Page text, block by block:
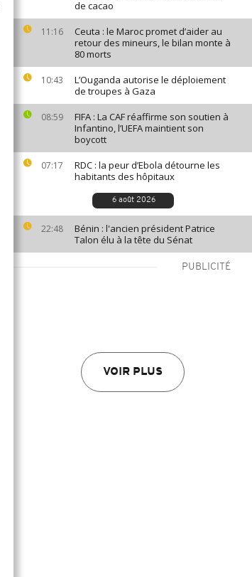
de cacao
11:16
Ceuta : le Maroc promet d’aider au
retour des mineurs, le bilan monte à
80 morts
10:43
L’Ouganda autorise le déploiement
de troupes à Gaza
08:59
FIFA : La CAF réaffirme son soutien à
Infantino, l’UEFA maintient son
boycott
07:17
RDC : la peur d’Ebola détourne les
habitants des hôpitaux
6 août 2026
22:48
Bénin : l'ancien président Patrice
Talon élu à la tête du Sénat
PUBLICITÉ
VOIR PLUS